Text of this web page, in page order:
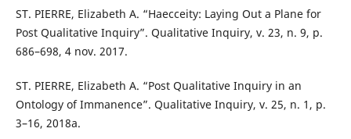
ST. PIERRE, Elizabeth A. “Haecceity: Laying Out a Plane for
Post Qualitative Inquiry”. Qualitative Inquiry, v. 23, n. 9, p.
686–698, 4 nov. 2017.
ST. PIERRE, Elizabeth A. “Post Qualitative Inquiry in an
Ontology of Immanence”. Qualitative Inquiry, v. 25, n. 1, p.
3–16, 2018a.